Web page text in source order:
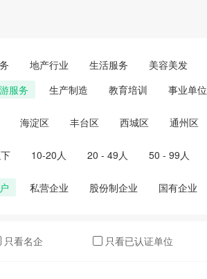
地产行业 生活服务 美容美发
服务 生产制造 教育培训 事业单位
海淀区 丰台区 西城区 通州区
10-20人 20 - 49人 50 - 99人
私营企业 股份制企业 国有企业
只看名企 只看已认证单位